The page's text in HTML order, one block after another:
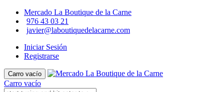
Mercado La Boutique de la Carne
976 43 03 21
javier@laboutiquedelacarne.com
Iniciar Sesión
Registrarse
Carro vacío
Carro vacío